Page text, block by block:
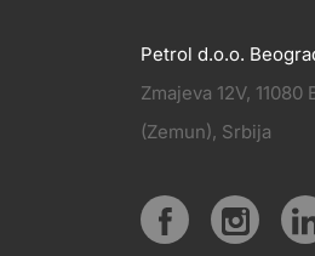
NAS
Petrol d.o.o.
Zmajeva 12V, 11080
(Zemun), Srbija